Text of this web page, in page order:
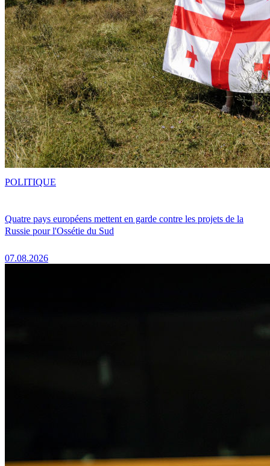
Quatre pays européens mettent en garde contre les projets de la
Russie pour l'Ossétie du Sud
07.08.2026
POLITIQUE